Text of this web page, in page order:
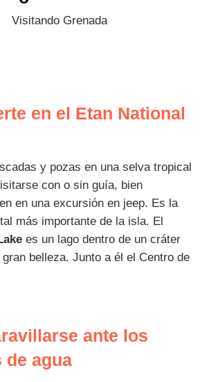
en el Etan National
y pozas en una selva tropical
con o sin guía, bien
en una excursión en jeep. Es la
más importante de la isla. El
es un lago dentro de un cráter
belleza. Junto a él el Centro de
ante los
de agua